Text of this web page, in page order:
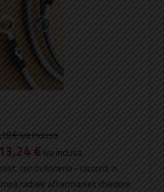
€iva inclusa
€ iva inclusa
con bulloneria - raccordi in
radiale aftermarket chiedere